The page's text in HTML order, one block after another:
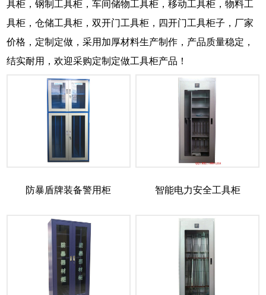
具柜，钢制工具柜，车间储物工具柜，移动工具柜，物料工
具柜，仓储工具柜，双开门工具柜，四开门工具柜子，厂家
价格，定制定做，采用加厚材料生产制作，产品质量稳定，
结实耐用，欢迎采购定制定做工具柜产品！
防暴盾牌装备警用柜 智能电力安全工具柜